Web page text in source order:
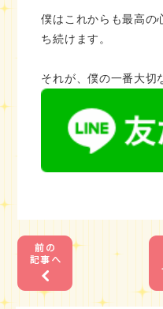
僕はこれからも最高の
ち続けます。
それが、僕の一番大切
1